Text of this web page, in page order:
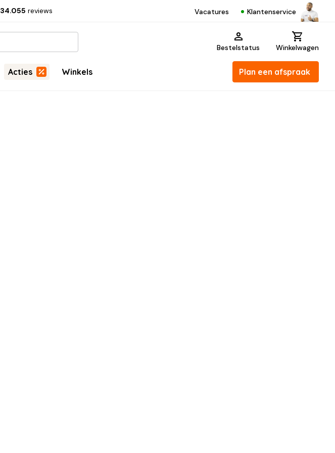
34.055 reviews Vacatures Klantenservice
Bestelstatus Winkelwagen
Acties Winkels Plan een afspraak